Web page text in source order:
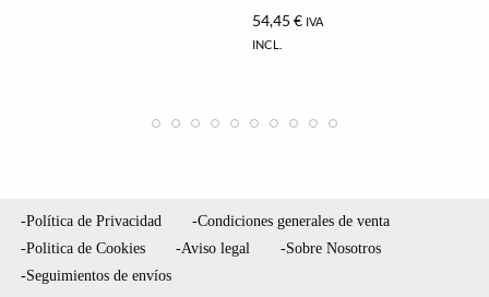
54,45€ IVA
INCL.
-Política de Privacidad
-Condiciones generales de venta
-Politica de Cookies
-Aviso legal
-Sobre Nosotros
-Seguimientos de envíos